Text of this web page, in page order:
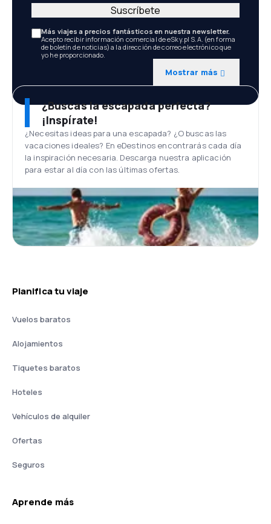
Más viajes a precios fantásticos en nuestra newsletter.
Acepto recibir información comercial de eSky.pl S.A. (en forma
de boletín de noticias) a la dirección de correo electrónico que
yo he proporcionado.
Mostrar más
Suscríbete
¿Buscas la escapada perfecta?
¡Inspírate!
¿Necesitas ideas para una escapada? ¿O buscas las
vacaciones ideales? En eDestinos encontrarás cada día
la inspiración necesaria. Descarga nuestra aplicación
para estar al día con las últimas ofertas.
Planifica tu viaje
Vuelos baratos
Alojamientos
Tiquetes baratos
Hoteles
Vehículos de alquiler
Ofertas
Seguros
Aprende más